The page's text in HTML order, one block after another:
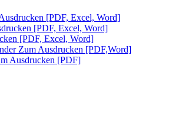
[PDF, Excel, Word]
[PDF, Excel, Word]
[PDF, Excel, Word]
Zum Ausdrucken [PDF,Word]
Ausdrucken [PDF]